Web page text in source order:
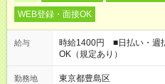
WEB登録・面接OK
給与
時給1400円 ■日払い・週
OK（規定あり）
勤務地
東京都豊島区